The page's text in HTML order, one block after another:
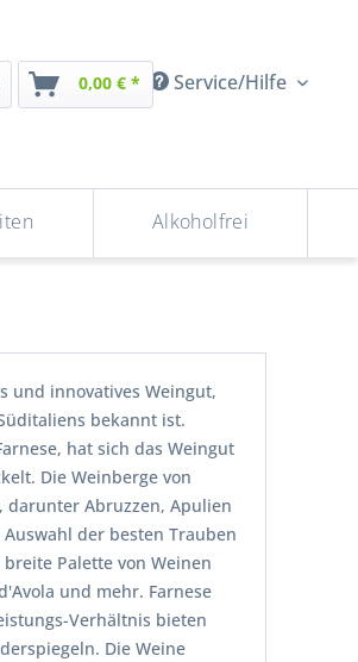
Service/Hilfe
0,00 € *
Alkoholfrei
und innovatives Weingut,
bekannt ist.
hat sich das Weingut
Die Weinberge von
darunter Abruzzen, Apulien
der besten Trauben
Palette von Weinen
und mehr. Farnese
Verhältnis bieten
Die Weine